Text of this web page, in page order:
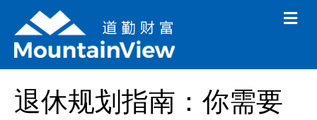
M
e
退休规划指南：你需要